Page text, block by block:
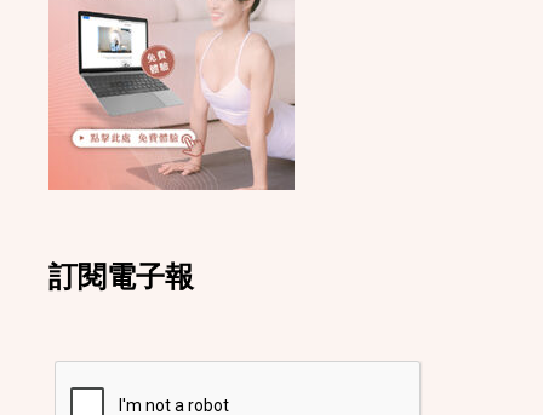
訂閱電子報